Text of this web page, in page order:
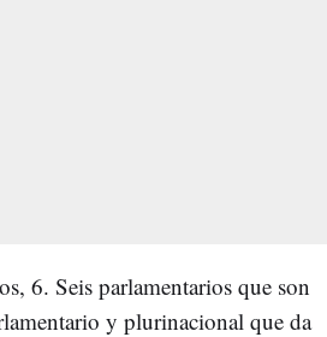
6. Seis parlamentarios que son
y plurinacional que da